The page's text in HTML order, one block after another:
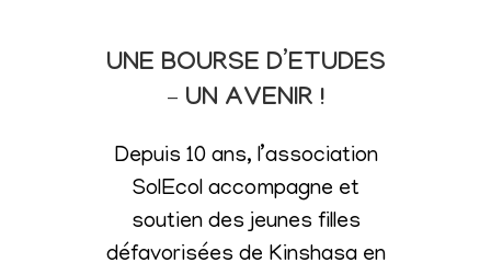
UNE BOURSE D’ETUDES
– UN AVENIR !
Depuis 10 ans, l’association
SolEcol accompagne et
soutien des jeunes filles
défavorisées de Kinshasa en